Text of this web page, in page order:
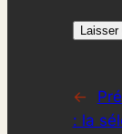
←
: la